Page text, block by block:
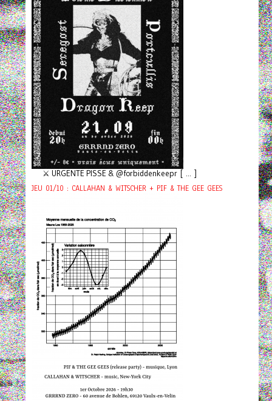
⚔️ URGENTE PISSE & @forbiddenkeepr [ ... ]
JEU 01/10 : CALLAHAN & WITSCHER + PIF & THE GEE GEES